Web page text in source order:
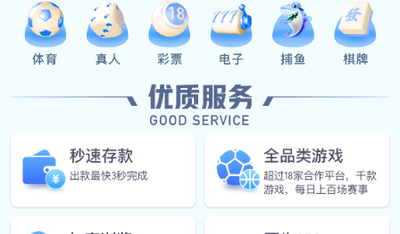
描述
IPD-A系列电源具有完整的可编程特性。通过485总线接口，
IPD-A系列电源有非常广泛的用途，特别适合桌面应用条件下的